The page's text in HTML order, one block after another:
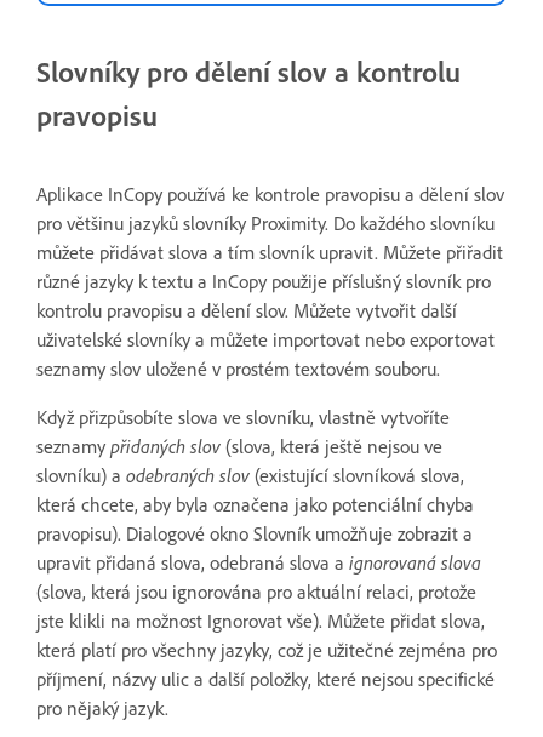
Slovníky pro dělení slov a kontrolu
pravopisu
Aplikace InCopy používá ke kontrole pravopisu a dělení slov
pro většinu jazyků slovníky Proximity. Do každého slovníku
můžete přidávat slova a tím slovník upravit. Můžete přiřadit
různé jazyky k textu a InCopy použije příslušný slovník pro
kontrolu pravopisu a dělení slov. Můžete vytvořit další
uživatelské slovníky a můžete importovat nebo exportovat
seznamy slov uložené v prostém textovém souboru.
Když přizpůsobíte slova ve slovníku, vlastně vytvoříte
seznamy přidaných slov (slova, která ještě nejsou ve
slovníku) a odebraných slov (existující slovníková slova,
která chcete, aby byla označena jako potenciální chyba
pravopisu). Dialogové okno Slovník umožňuje zobrazit a
upravit přidaná slova, odebraná slova a ignorovaná slova
(slova, která jsou ignorována pro aktuální relaci, protože
jste klikli na možnost Ignorovat vše). Můžete přidat slova,
která platí pro všechny jazyky, což je užitečné zejména pro
příjmení, názvy ulic a další položky, které nejsou specifické
pro nějaký jazyk.